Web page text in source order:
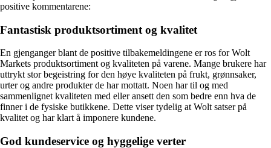
positive kommentarene:
Fantastisk produktsortiment og kvalitet
En gjenganger blant de positive tilbakemeldingene er ros for Wolt
Markets produktsortiment og kvaliteten på varene. Mange brukere har
uttrykt stor begeistring for den høye kvaliteten på frukt, grønnsaker,
urter og andre produkter de har mottatt. Noen har til og med
sammenlignet kvaliteten med eller ansett den som bedre enn hva de
finner i de fysiske butikkene. Dette viser tydelig at Wolt satser på
kvalitet og har klart å imponere kundene.
God kundeservice og hyggelige verter